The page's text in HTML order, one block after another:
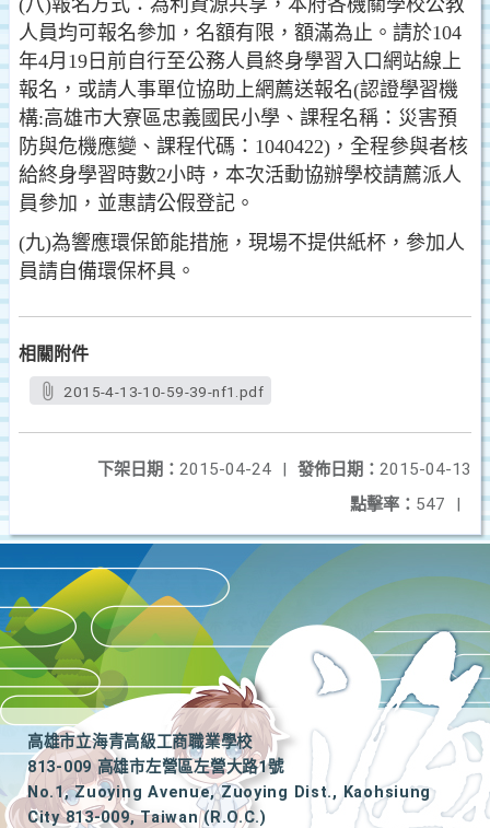
(八)報名方式：為利資源共享，本府各機關學校公教
人員均可報名參加，名額有限，額滿為止。請於104
年4月19日前自行至公務人員終身學習入口網站線上
報名，或請人事單位協助上網薦送報名(認證學習機
構:高雄市大寮區忠義國民小學、課程名稱：災害預
防與危機應變、課程代碼：1040422)，全程參與者核
給終身學習時數2小時，本次活動協辦學校請薦派人
員參加，並惠請公假登記。
(九)為響應環保節能措施，現場不提供紙杯，參加人
員請自備環保杯具。
相關附件
2015-4-13-10-59-39-nf1.pdf
發佈日期： 2015-04-13
下架日期： 2015-04-24
|
點擊率： 547 |
高雄市立海青高級工商職業學校
813-009 高雄市左營區左營大路1號
No.1, Zuoying Avenue, Zuoying Dist., Kaohsiung
City 813-009, Taiwan (R.O.C.)